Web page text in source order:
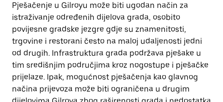
Pješačenje u Gilroyu može biti ugodan način za
istraživanje određenih dijelova grada, osobito
povijesne gradske jezgre gdje su znamenitosti,
trgovine i restorani često na maloj udaljenosti jedni
od drugih. Infrastruktura grada podržava pješake u
tim središnjim područjima kroz nogostupe i pješačke
prijelaze. Ipak, mogućnost pješačenja kao glavnog
načina prijevoza može biti ograničena u drugim